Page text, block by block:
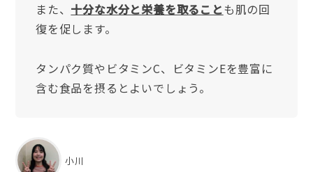
また、 十分な水分と栄養を取ることも肌の回
復を促します。
タンパク質やビタミンC、ビタミンEを豊富に
含む食品を摂るとよいでしょう。
小川